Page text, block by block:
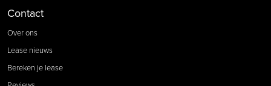
Contact
Over ons
Lease nieuws
Bereken je lease